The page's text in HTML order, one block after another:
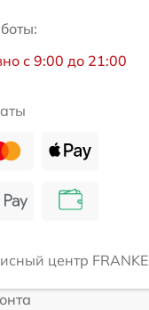
с 9:00 до 21:00
центр FRANKE